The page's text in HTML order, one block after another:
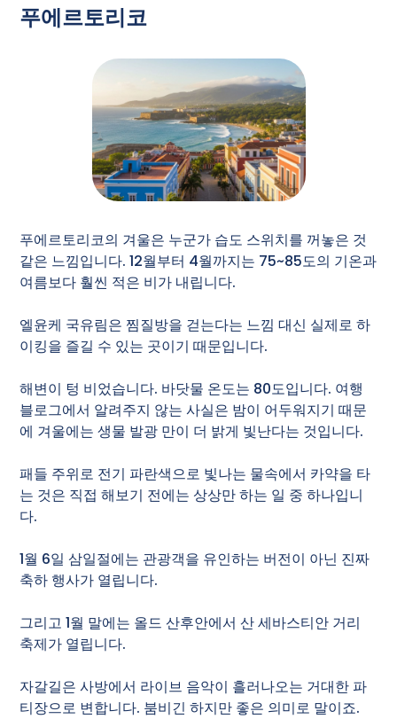
푸에르토리코
푸에르토리코의 겨울은 누군가 습도 스위치를 꺼놓은 것
같은 느낌입니다. 12월부터 4월까지는 75~85도의 기온과
여름보다 훨씬 적은 비가 내립니다.
엘윤케 국유림은 찜질방을 걷는다는 느낌 대신 실제로 하
이킹을 즐길 수 있는 곳이기 때문입니다.
해변이 텅 비었습니다. 바닷물 온도는 80도입니다. 여행
블로그에서 알려주지 않는 사실은 밤이 어두워지기 때문
에 겨울에는 생물 발광 만이 더 밝게 빛난다는 것입니다.
패들 주위로 전기 파란색으로 빛나는 물속에서 카약을 타
는 것은 직접 해보기 전에는 상상만 하는 일 중 하나입니
다.
1월 6일 삼일절에는 관광객을 유인하는 버전이 아닌 진짜
축하 행사가 열립니다.
그리고 1월 말에는 올드 산후안에서 산 세바스티안 거리
축제가 열립니다.
자갈길은 사방에서 라이브 음악이 흘러나오는 거대한 파
티장으로 변합니다. 붐비긴 하지만 좋은 의미로 말이죠.